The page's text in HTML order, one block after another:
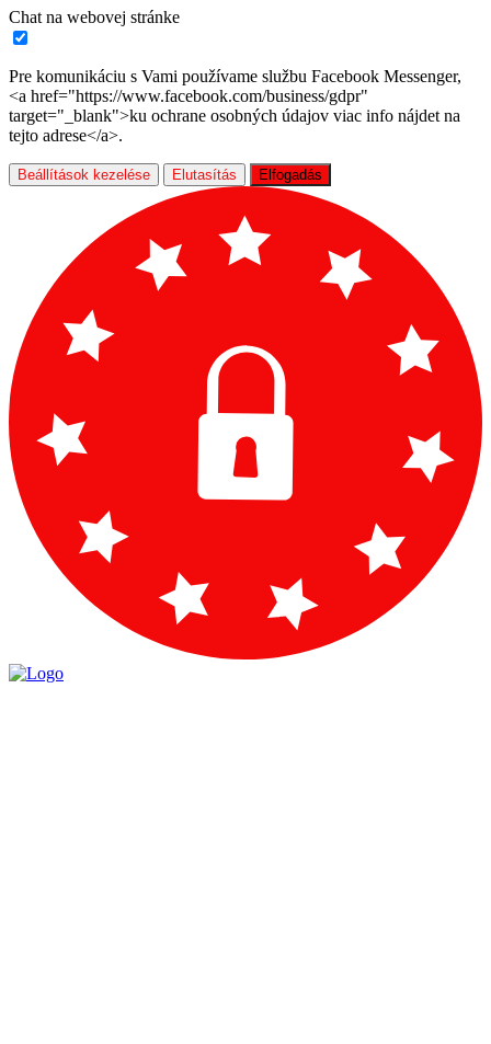
Chat na webovej stránke
Pre komunikáciu s Vami používame službu Facebook Messenger,
<a href="https://www.facebook.com/business/gdpr"
target="_blank">ku ochrane osobných údajov viac info nájdet na
tejto adrese</a>.
Beállítások kezelése Elutasítás Elfogadás